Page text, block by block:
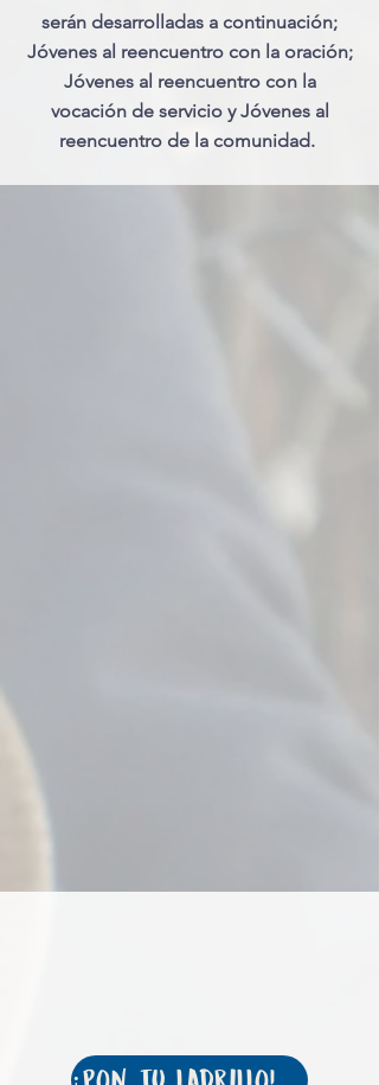
serán desarrolladas a continuación;
Jóvenes al reencuentro con la oración;
Jóvenes al reencuentro con la
vocación de servicio y Jóvenes al
reencuentro de la comunidad.